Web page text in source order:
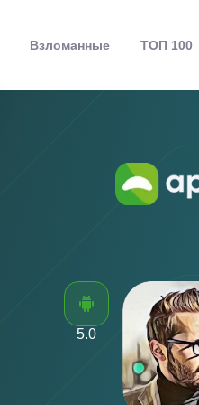
Взломанные ТОП 100
5.0